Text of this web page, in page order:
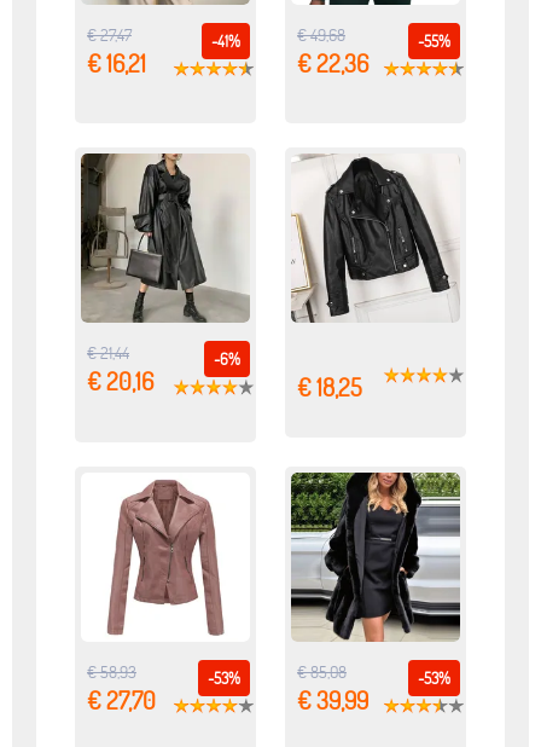
-41%
€ 27,47
€ 16,21
-55%
€ 49,68
€ 22,36
-6%
€ 21,44
€ 20,16 € 18,25
-53%
€ 58,93
€ 27,70
-53%
€ 85,08
€ 39,99